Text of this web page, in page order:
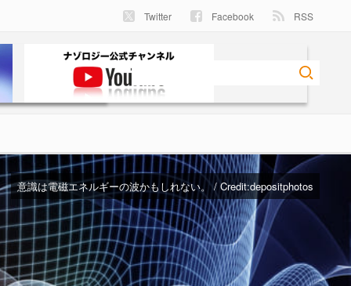
Twitter Facebook RSS
意識は電磁エネルギーの波かもしれない。 / Credit:depositphotos